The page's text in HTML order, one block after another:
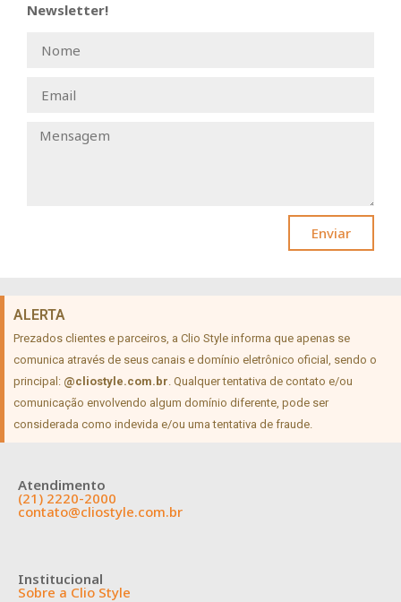
Newsletter!
Enviar
ALERTA
Prezados clientes e parceiros, a Clio Style informa que apenas se
comunica através de seus canais e domínio eletrônico oficial, sendo o
principal: @cliostyle.com.br. Qualquer tentativa de contato e/ou
comunicação envolvendo algum domínio diferente, pode ser
considerada como indevida e/ou uma tentativa de fraude.
Atendimento
(21) 2220-2000
contato@cliostyle.com.br
Institucional
Sobre a Clio Style